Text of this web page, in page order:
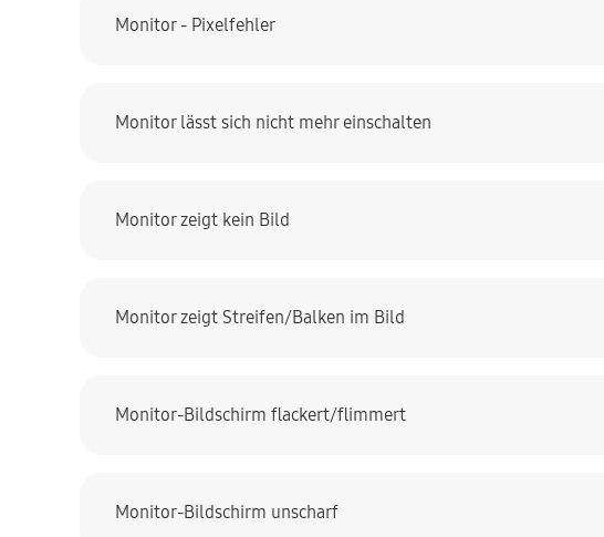
Monitor - Pixelfehler
Monitor lässt sich nicht mehr einschalten
Monitor zeigt kein Bild
Monitor zeigt Streifen/Balken im Bild
Monitor-Bildschirm flackert/flimmert
Monitor-Bildschirm unscharf